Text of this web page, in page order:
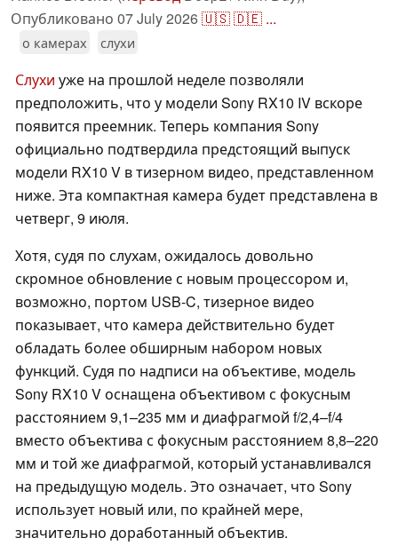
Опубликовано 07 July 2026🇺🇸🇩🇪 ...
о камерах слухи
Слухи уже на прошлой неделе позволяли
предположить, что у модели Sony RX10 IV вскоре
появится преемник. Теперь компания Sony
официально подтвердила предстоящий выпуск
модели RX10 V в тизерном видео, представленном
ниже. Эта компактная камера будет представлена в
четверг, 9 июля.
Хотя, судя по слухам, ожидалось довольно
скромное обновление с новым процессором и,
возможно, портом USB-C, тизерное видео
показывает, что камера действительно будет
обладать более обширным набором новых
функций. Судя по надписи на объективе, модель
Sony RX10 V оснащена объективом с фокусным
расстоянием 9,1–235 мм и диафрагмой f/2,4–f/4
вместо объектива с фокусным расстоянием 8,8–220
мм и той же диафрагмой, который устанавливался
на предыдущую модель. Это означает, что Sony
использует новый или, по крайней мере,
значительно доработанный объектив.